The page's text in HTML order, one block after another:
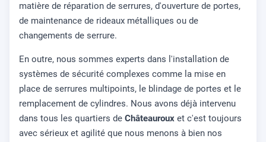
matière de réparation de serrures, d'ouverture de portes,
de maintenance de rideaux métalliques ou de
changements de serrure.
En outre, nous sommes experts dans l'installation de
systèmes de sécurité complexes comme la mise en
place de serrures multipoints, le blindage de portes et le
remplacement de cylindres. Nous avons déjà intervenu
dans tous les quartiers de Châteauroux et c'est toujours
avec sérieux et agilité que nous menons à bien nos